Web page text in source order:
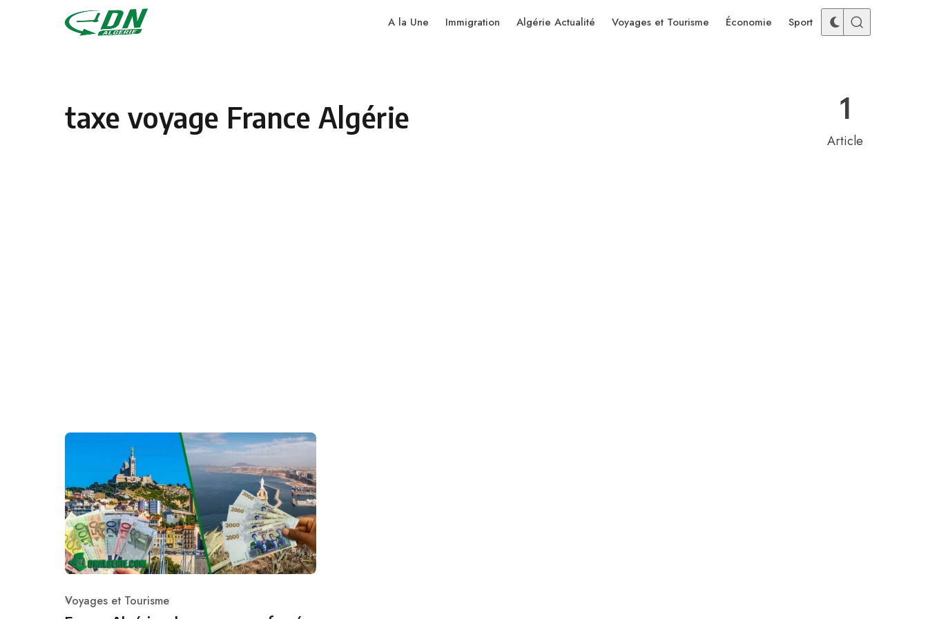
Skip to content
A la Une Immigration Algérie Actualité Voyages et Tourisme Économie Sport
taxe voyage France Algérie 1
Article
Category
Voyages et Tourisme